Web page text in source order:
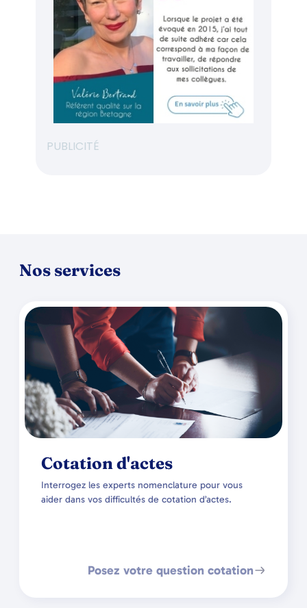
PUBLICITÉ
Nos services
Cotation d'actes
Interrogez les experts nomenclature pour vous
aider dans vos difficultés de cotation d’actes.
Posez votre question cotation